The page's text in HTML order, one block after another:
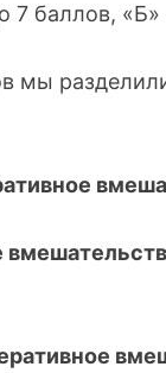
7 баллов,
мы